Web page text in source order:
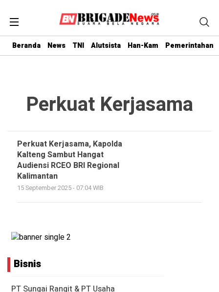
Beranda News TNI Alutsista Han-Kam Pemerintahan
Perkuat Kerjasama
Perkuat Kerjasama, Kapolda
Kalteng Sambut Hangat
Audiensi RCEO BRI Regional
Kalimantan
15 September 2025 - 07:04 WIB
Bisnis
PT Sungai Rangit & PT Usaha